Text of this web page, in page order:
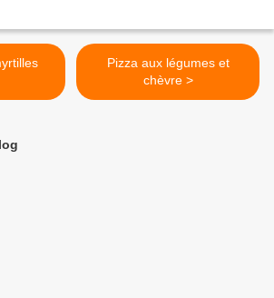
Pizza aux légumes et
chèvre >